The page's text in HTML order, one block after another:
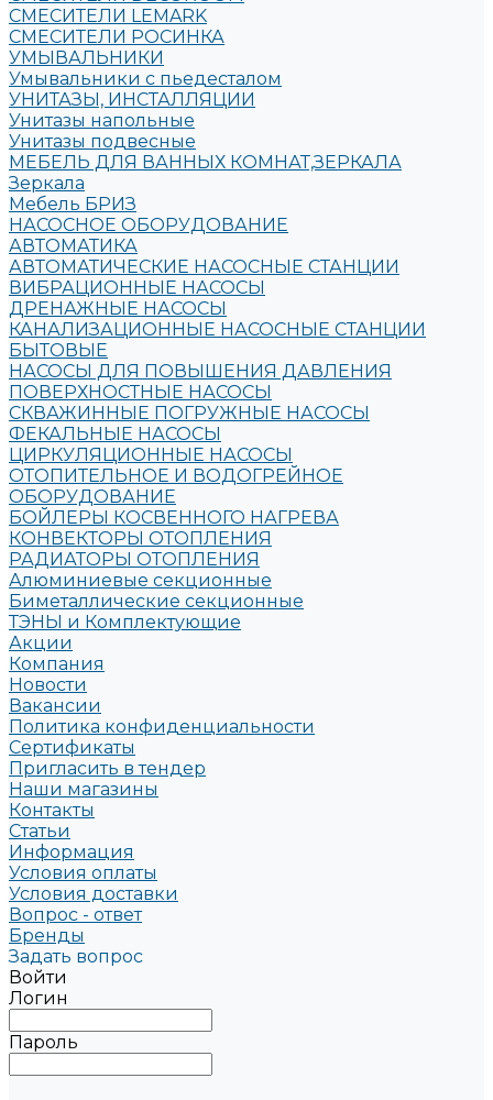
СМЕСИТЕЛИ LEMARK
СМЕСИТЕЛИ РОСИНКА
УМЫВАЛЬНИКИ
Умывальники с пьедесталом
УНИТАЗЫ, ИНСТАЛЛЯЦИИ
Унитазы напольные
Унитазы подвесные
МЕБЕЛЬ ДЛЯ ВАННЫХ КОМНАТ,ЗЕРКАЛА
Зеркала
Мебель БРИЗ
НАСОСНОЕ ОБОРУДОВАНИЕ
АВТОМАТИКА
АВТОМАТИЧЕСКИЕ НАСОСНЫЕ СТАНЦИИ
ВИБРАЦИОННЫЕ НАСОСЫ
ДРЕНАЖНЫЕ НАСОСЫ
КАНАЛИЗАЦИОННЫЕ НАСОСНЫЕ СТАНЦИИ
БЫТОВЫЕ
НАСОСЫ ДЛЯ ПОВЫШЕНИЯ ДАВЛЕНИЯ
ПОВЕРХНОСТНЫЕ НАСОСЫ
СКВАЖИННЫЕ ПОГРУЖНЫЕ НАСОСЫ
ФЕКАЛЬНЫЕ НАСОСЫ
ЦИРКУЛЯЦИОННЫЕ НАСОСЫ
ОТОПИТЕЛЬНОЕ И ВОДОГРЕЙНОЕ
ОБОРУДОВАНИЕ
БОЙЛЕРЫ КОСВЕННОГО НАГРЕВА
КОНВЕКТОРЫ ОТОПЛЕНИЯ
РАДИАТОРЫ ОТОПЛЕНИЯ
Алюминиевые секционные
Биметаллические секционные
ТЭНЫ и Комплектующие
Акции
Компания
Новости
Вакансии
Политика конфиденциальности
Сертификаты
Пригласить в тендер
Наши магазины
Контакты
Статьи
Информация
Условия оплаты
Условия доставки
Вопрос - ответ
Бренды
Задать вопрос
Войти
Логин
Пароль